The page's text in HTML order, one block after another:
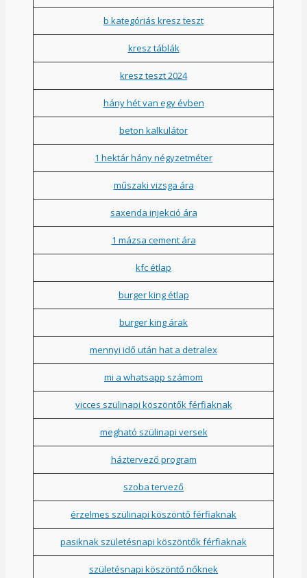
b kategóriás kresz teszt
kresz táblák
kresz teszt 2024
hány hét van egy évben
beton kalkulátor
1 hektár hány négyzetméter
műszaki vizsga ára
saxenda injekció ára
1 mázsa cement ára
kfc étlap
burger king étlap
burger king árak
mennyi idő után hat a detralex
mi a whatsapp számom
vicces szülinapi köszöntők férfiaknak
megható szülinapi versek
háztervező program
szoba tervező
érzelmes szülinapi köszöntő férfiaknak
pasiknak születésnapi köszöntők férfiaknak
születésnapi köszöntő nőknek